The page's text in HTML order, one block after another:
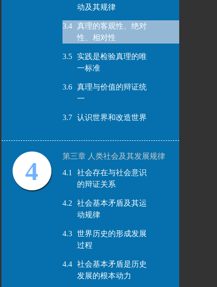
动及其规律
3.4
真理的客观性、绝对
性、相对性
3.5
实践是检验真理的唯
一标准
3.6
真理与价值的辩证统
一
3.7 认识世界和改造世界
4
第三章 人类社会及其发展规律
4.1
社会存在与社会意识
的辩证关系
4.2
社会基本矛盾及其运
动规律
4.3
世界历史的形成发展
过程
4.4
社会基本矛盾是历史
发展的根本动力